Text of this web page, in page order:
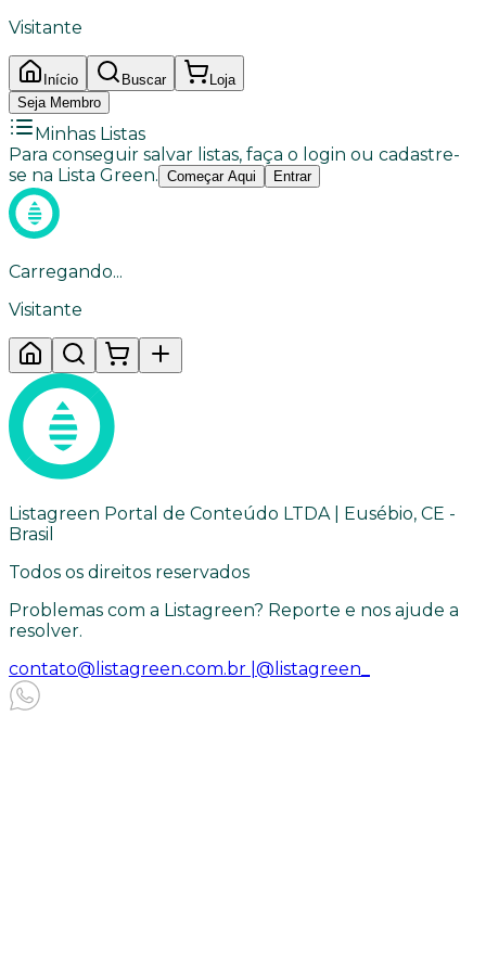
Visitante
Início Buscar
Loja
Seja Membro
Minhas Listas
Para conseguir salvar listas, faça o login ou cadastre-
se na Lista Green. Começar Aqui Entrar
Carregando...
Visitante
Listagreen Portal de Conteúdo LTDA | Eusébio, CE -
Brasil
Todos os direitos reservados
Problemas com a Listagreen? Reporte e nos ajude a
resolver.
contato@listagreen.com.br | @listagreen_